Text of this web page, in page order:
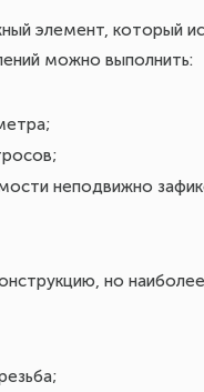
элемент, который
можно выполнить:
неподвижно
но